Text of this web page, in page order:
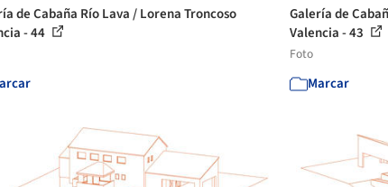
de Cabaña Río Lava / Lorena Troncoso
- 44
Galería de
Valencia - 43
Foto
Marcar